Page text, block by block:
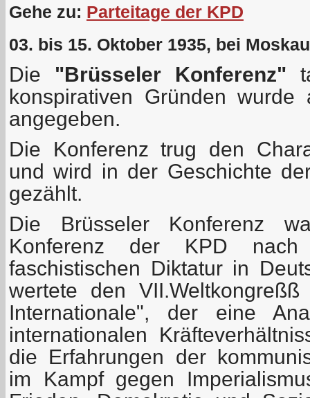
Gehe zu: Parteitage der KPD
03. bis 15. Oktober 1935, bei Moskau
Die "Brüsseler Konferenz"
konspirativen Gründen wurde
angegeben.
Die Konferenz trug den
und wird in der Geschichte
gezählt.
Die Brüsseler Konferenz
Konferenz der KPD
faschistischen Diktatur in
wertete den
Internationale", der eine
internationalen
die Erfahrungen der
im Kampf gegen